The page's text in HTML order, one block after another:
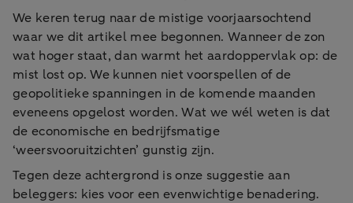
We keren terug naar de mistige voorjaarsochtend
waar we dit artikel mee begonnen. Wanneer de zon
wat hoger staat, dan warmt het aardoppervlak op: de
mist lost op. We kunnen niet voorspellen of de
geopolitieke spanningen in de komende maanden
eveneens opgelost worden. Wat we wél weten is dat
de economische en bedrijfsmatige
‘weersvooruitzichten’ gunstig zijn.
Tegen deze achtergrond is onze suggestie aan
beleggers: kies voor een evenwichtige benadering.